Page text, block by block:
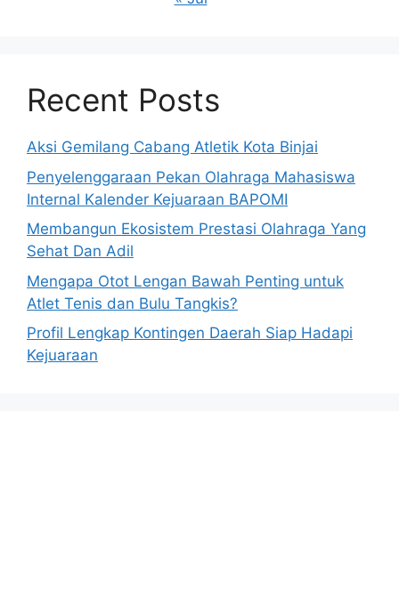
Recent Posts
Aksi Gemilang Cabang Atletik Kota Binjai
Penyelenggaraan Pekan Olahraga Mahasiswa
Internal Kalender Kejuaraan BAPOMI
Membangun Ekosistem Prestasi Olahraga Yang
Sehat Dan Adil
Mengapa Otot Lengan Bawah Penting untuk
Atlet Tenis dan Bulu Tangkis?
Profil Lengkap Kontingen Daerah Siap Hadapi
Kejuaraan